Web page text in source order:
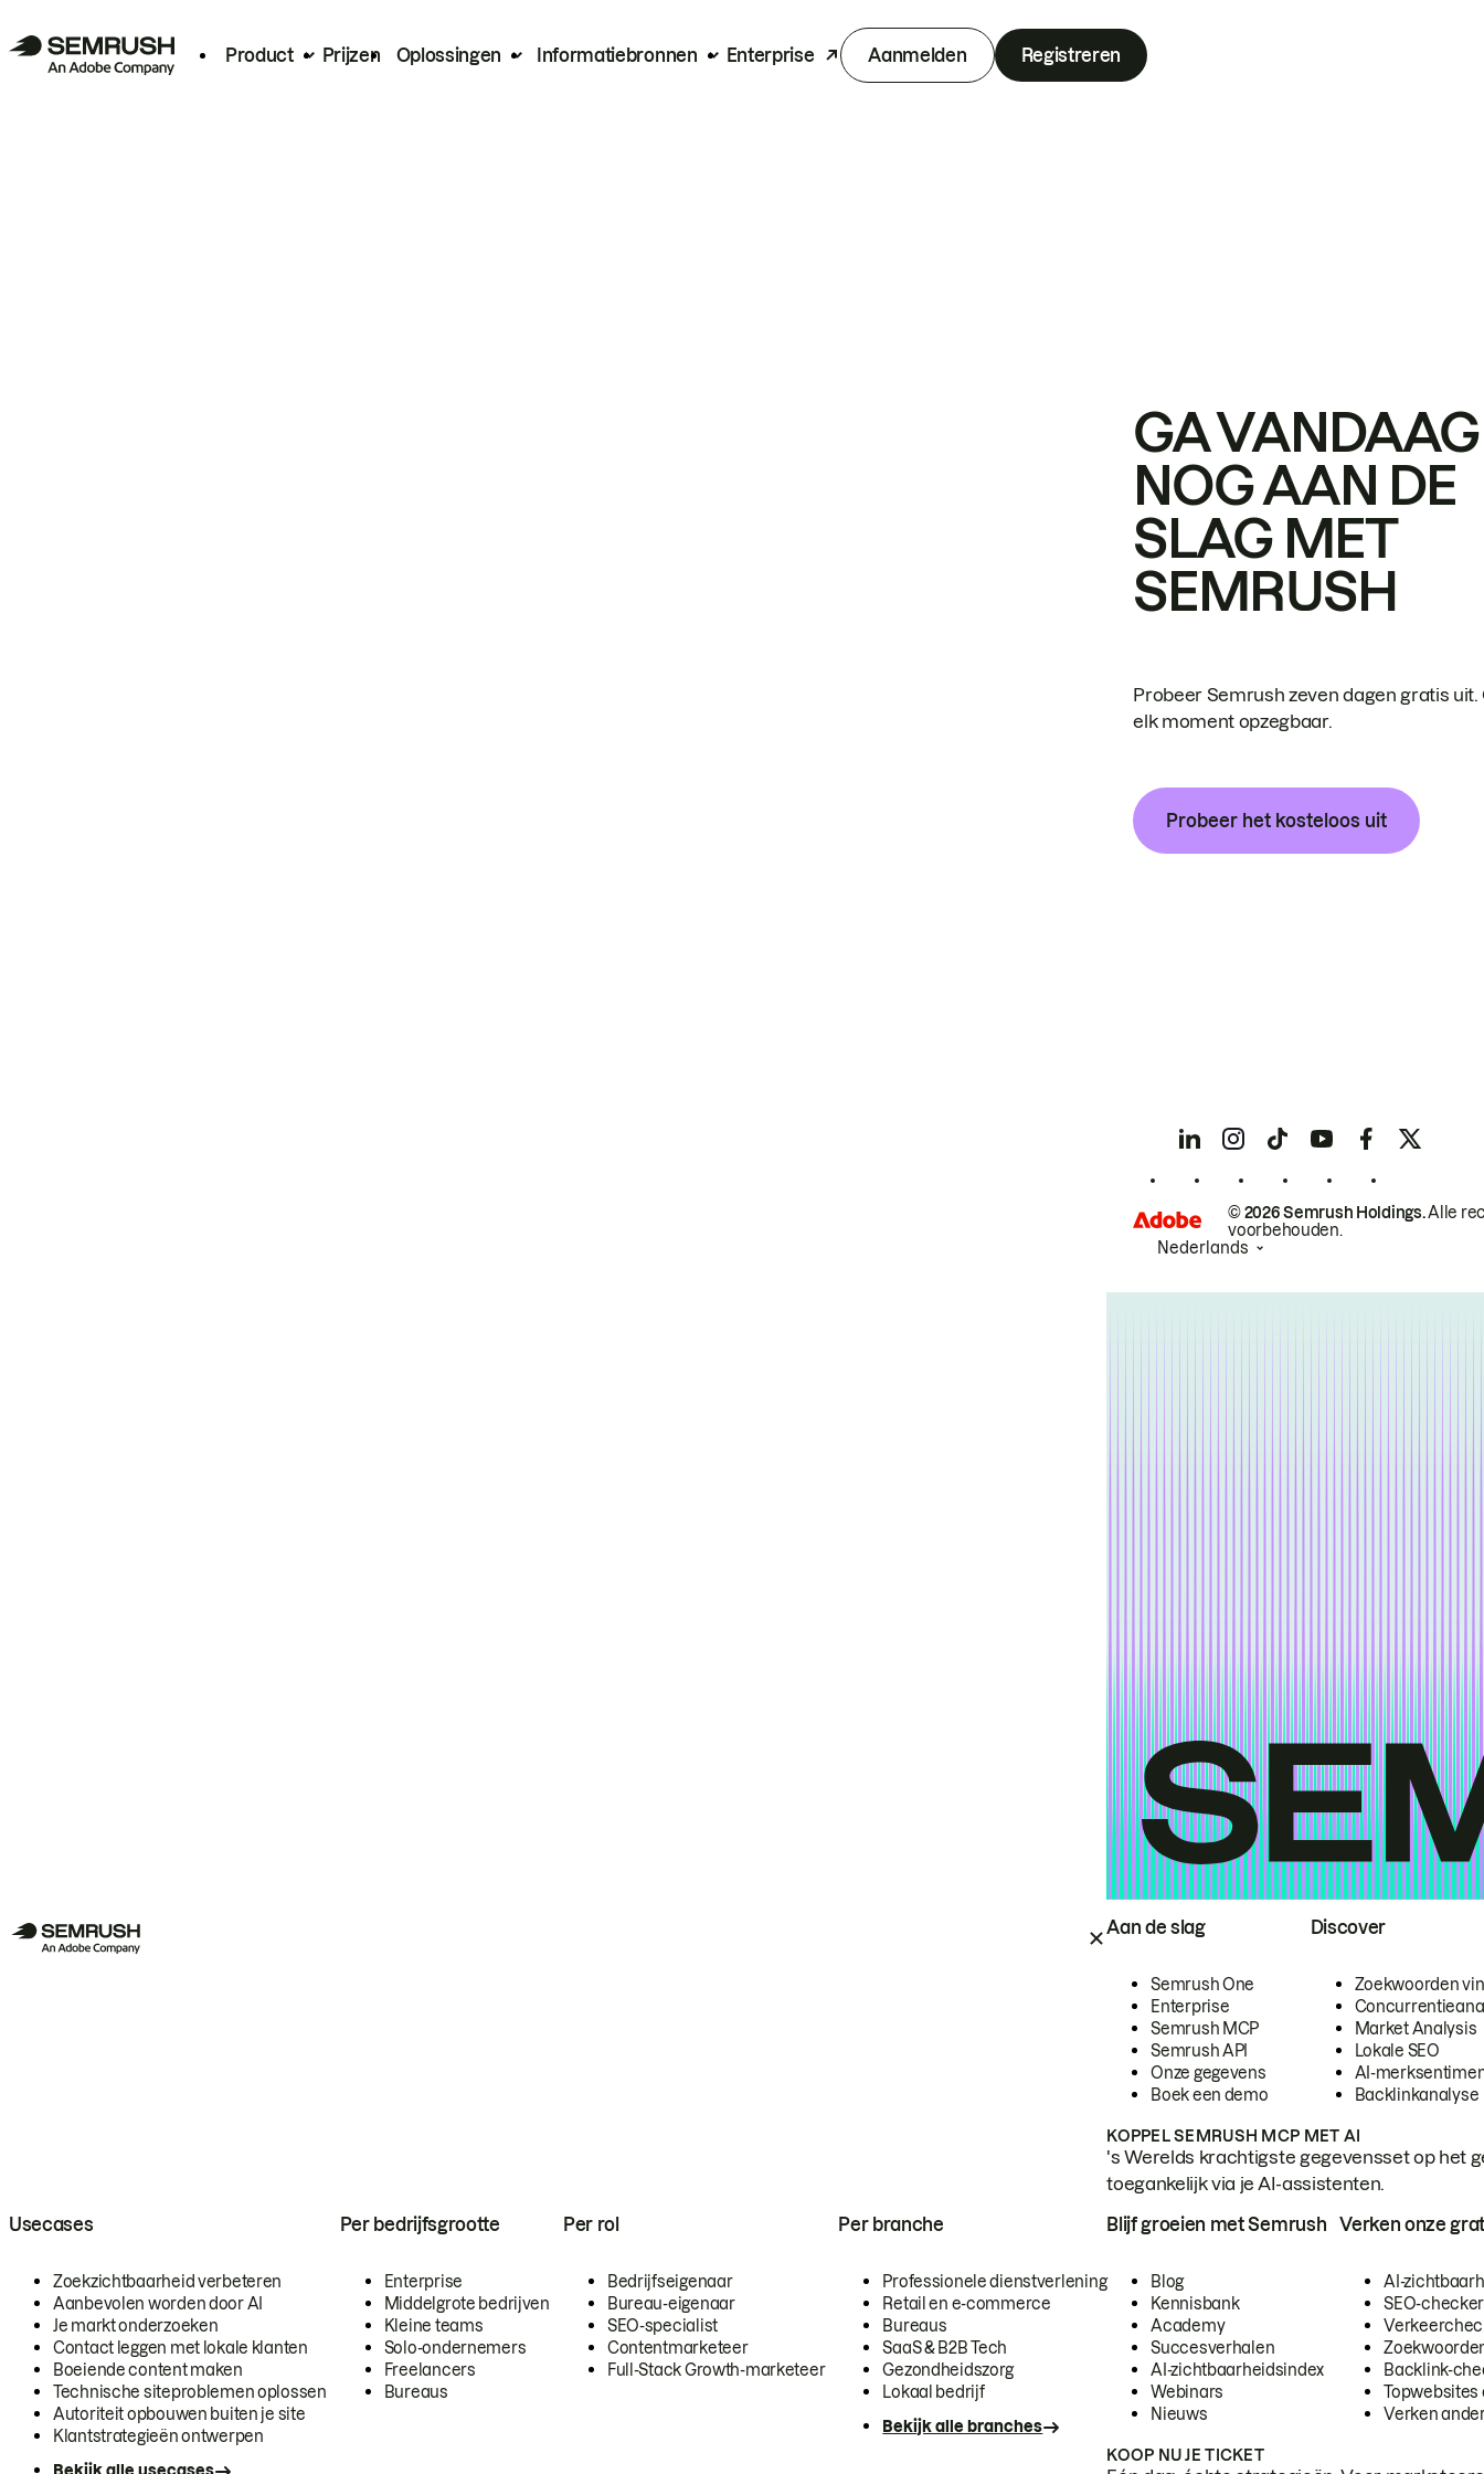
Product Prijzen Oplossingen Informatiebronnen Enterprise Aanmelden Registreren
Aan de slag
Semrush One
Enterprise
Semrush MCP
Semrush API
Onze gegevens
Boek een demo
Discover
Zoekwoorden
Market Analysis
Lokale SEO
AI-
Backlinkanalyse
KOPPEL SEMRUSH MCP MET AI
's Werelds krachtigste gegevensset op het
toegankelijk via je AI-assistenten.
Usecases
Zoekzichtbaarheid verbeteren
Aanbevolen worden door AI
Je markt onderzoeken
Contact leggen met lokale klanten
Boeiende content maken
Technische siteproblemen oplossen
Autoriteit opbouwen buiten je site
Klantstrategieën ontwerpen
Per bedrijfsgrootte
Enterprise
Middelgrote bedrijven
Kleine teams
Solo-ondernemers
Freelancers
Bureaus
Per rol
Bedrijfseigenaar
Bureau-eigenaar
SEO-specialist
Contentmarketeer
Full-Stack Growth-marketeer
Per branche
Professionele dienstverlening
Retail en e-commerce
Bureaus
SaaS & B2B Tech
Gezondheidszorg
Lokaal bedrijf
Bekijk alle branches
Blijf groeien met Semrush
Blog
Kennisbank
Academy
Succesverhalen
AI-zichtbaarheidsindex
Webinars
Nieuws
Verken onze
AI-
SEO-checker
Backlink-
Topwebsites
Verken
KOOP NU JE TICKET
GA VANDAAG
NOG AAN DE
SLAG MET
SEMRUSH
Probeer Semrush zeven dagen gratis uit.
elk moment opzegbaar.
Probeer het kosteloos uit
© 2026 Semrush Holdings.Alle
voorbehouden.
Nederlands